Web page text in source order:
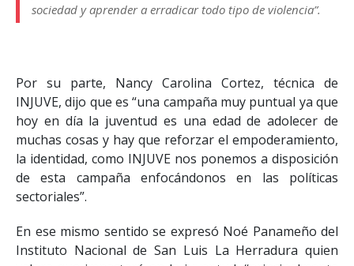
sociedad y aprender a erradicar todo tipo de violencia”.
Por su parte, Nancy Carolina Cortez, técnica de
INJUVE, dijo que es “una campaña muy puntual ya que
hoy en día la juventud es una edad de adolecer de
muchas cosas y hay que reforzar el empoderamiento,
la identidad, como INJUVE nos ponemos a disposición
de esta campaña enfocándonos en las políticas
sectoriales”.
En ese mismo sentido se expresó Noé Panameño del
Instituto Nacional de San Luis La Herradura quien